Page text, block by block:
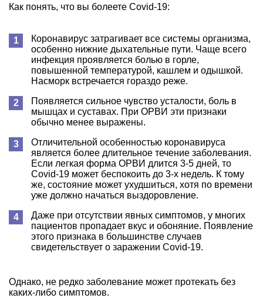
Как понять, что вы болеете Covid-19:
Коронавирус затрагивает все системы организма,
особенно нижние дыхательные пути. Чаще всего
инфекция проявляется болью в горле,
повышенной температурой, кашлем и одышкой.
Насморк встречается гораздо реже.
Появляется сильное чувство усталости, боль в
мышцах и суставах. При ОРВИ эти признаки
обычно менее выражены.
Отличительной особенностью коронавируса
является более длительное течение заболевания.
Если легкая форма ОРВИ длится 3-5 дней, то
Covid-19 может беспокоить до 3-х недель. К тому
же, состояние может ухудшиться, хотя по времени
уже должно начаться выздоровление.
Даже при отсутствии явных симптомов, у многих
пациентов пропадает вкус и обоняние. Появление
этого признака в большинстве случаев
свидетельствует о заражении Covid-19.
Однако, не редко заболевание может протекать без
каких-либо симптомов.